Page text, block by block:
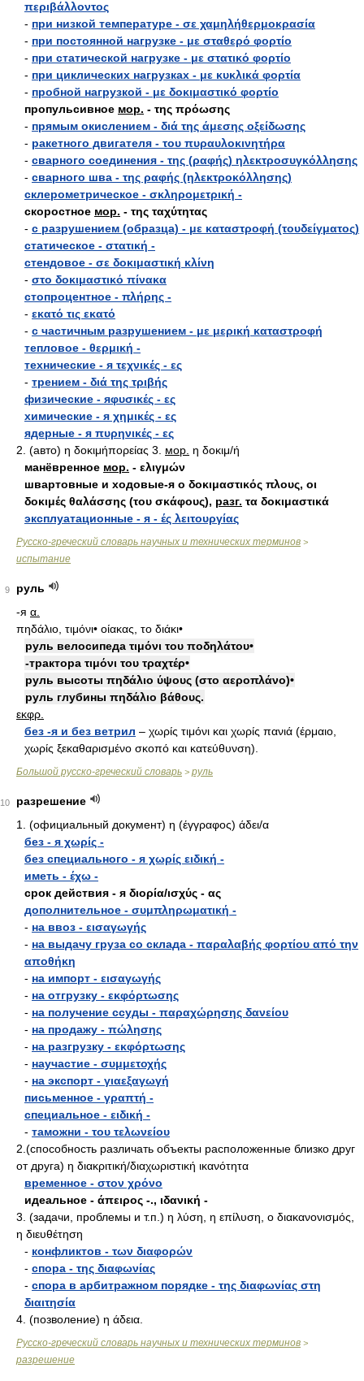
περιβάλλοντος
- при низкой температуре - σε χαμηλήθερμοκρασία
- при постоянной нагрузке - με σταθερό φορτίο
- при статической нагрузке - με στατικό φορτίο
- при циклических нагрузках - με κυκλικά φορτία
- пробной нагрузкой - με δοκιμαστικό φορτίο
пропульсивное мор. - της πρόωσης
- прямым окислением - διά της άμεσης οξείδωσης
- ракетного двигателя - του πυραυλοκινητήρα
- сварного соединения - της (ραφής) ηλεκτροσυγκόλλησης
- сварного шва - της ραφής (ηλεκτροκόλλησης)
склерометрическое - σκληρομετρική -
скоростное мор. - της ταχύτητας
- с разрушением (образца) - με καταστροφή (τουδείγματος)
статическое - στατική -
стендовое - σε δοκιμαστική κλίνη
- στο δοκιμαστικό πίνακα
стопроцентное - πλήρης -
- εκατό τις εκατό
- с частичным разрушением - με μερική καταστροφή
тепловое - θερμική -
технические - я τεχνικές - ες
- трением - διά της τριβής
физические - яφυσικές - ες
химические - я χημικές - ες
ядерные - я πυρηνικές - ες
2. (авто) η δοκιμήπορείας 3. мор. η δοκιμ/ή
манёвренное мор. - ελιγμών
швартовные и ходовые-я ο δοκιμαστικός πλους, οι
δοκιμές θαλάσσης (του σκάφους), разг. τα δοκιμαστικά
эксплуатационные - я - ές λειτουργίας
Русско-греческий словарь научных и технических терминов >
испытание
9
руль
-я α.
πηδάλιο, τιμόνι• οίακας, το διάκι•
руль велосипеда τιμόνι του ποδηλάτου•
-трактора τιμόνι του τραχτέρ•
руль высоты πηδάλιο ύψους (στο αεροπλάνο)•
руль глубины πηδάλιο βάθους.
εκφρ.
без -я и без ветрил – χωρίς τιμόνι και χωρίς πανιά (έρμαιο,
χωρίς ξεκαθαρισμένο σκοπό και κατεύθυνση).
Большой русско-греческий словарь > руль
10
разрешение
1. (официальный документ) η (έγγραφος) άδει/α
без - я χωρίς -
без специального - я χωρίς ειδική -
иметь - έχω -
срок действия - я διορία/ισχύς - ας
дополнительное - συμπληρωματική -
- на ввоз - εισαγωγής
- на выдачу груза со склада - παραλαβής φορτίου από την
αποθήκη
- на импорт - εισαγωγής
- на отгрузку - εκφόρτωσης
- на получение ссуды - παραχώρησης δανείου
- на продажу - πώλησης
- на разгрузку - εκφόρτωσης
- научастие - συμμετοχής
- на экспорт - γιαεξαγωγή
письменное - γραπτή -
специальное - ειδική -
- таможни - του τελωνείου
2.(способность различать объекты расположенные близко друг
от друга) η διακριτική/διαχωριστική ικανότητα
временное - στον χρόνο
идеальное - άπειρος -., ιδανική -
3. (задачи, проблемы и т.п.) η λύση, η επίλυση, ο διακανονισμός,
η διευθέτηση
- конфликтов - των διαφορών
- спора - της διαφωνίας
- спора в арбитражном порядке - της διαφωνίας στη
διαιτησία
4. (позволение) η άδεια.
Русско-греческий словарь научных и технических терминов >
разрешение